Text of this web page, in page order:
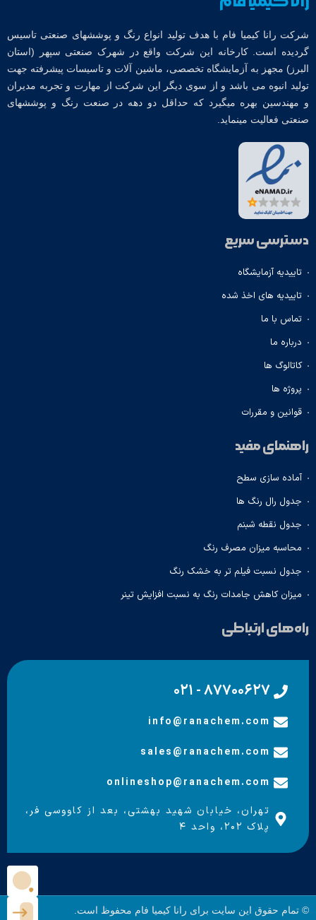
شرکت رانا کیمیا فام با هدف تولید انواع رنگ و پوششهای صنعتی تاسیس
گردیده است. کارخانه این شرکت واقع در شهرک صنعتی سپهر (استان
البرز) مجهز به آزمایشگاه تخصصی، ماشین آلات و تاسیسات پیشرفته جهت
تولید انبوه می باشد و از سوی دیگر این شرکت از مهارت و تجربه مدیران
و مهندسین بهره میگیرد که حداقل دو دهه در صنعت رنگ و پوششهای
صنعتی فعالیت مینماید.
دسترسی سریع
تاییدیه آزمایشگاه
تاییدیه های اخذ شده
تماس با ما
درباره ما
کاتالوگ ها
پروژه ها
قوانین و مقررات
راهنمای مفید
آماده سازی سطح
جدول رال رنگ ها
جدول نقطه شبنم
محاسبه میزان مصرف رنگ
جدول نسبت فیلم تر به خشک رنگ
میزان کاهش جامدات رنگ به نسبت افزایش تینر
راه‌های ارتباطی
۸۷۷۰۰۶۲۷ - ۰۲۱
info@ranachem.com
sales@ranachem.com
onlineshop@ranachem.com
تهران، خیابان شهید بهشتی، بعد از کاووسی فر،
پلاک ۲۰۲، واحد ۴
© تمام حقوق این سایت برای رانا کیمیا فام محفوظ است.